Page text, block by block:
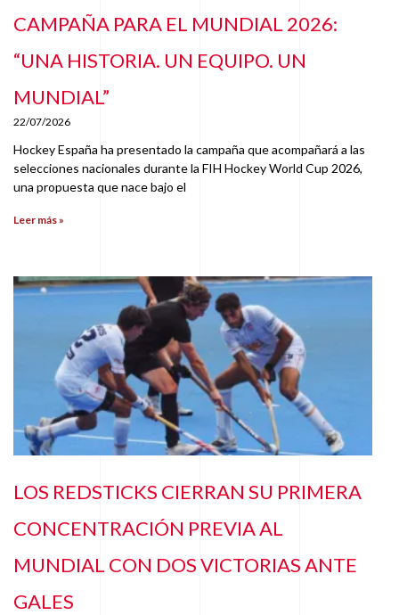
CAMPAÑA PARA EL MUNDIAL 2026:
“UNA HISTORIA. UN EQUIPO. UN
MUNDIAL”
22/07/2026
Hockey España ha presentado la campaña que acompañará a las
selecciones nacionales durante la FIH Hockey World Cup 2026,
una propuesta que nace bajo el
Leer más »
LOS REDSTICKS CIERRAN SU PRIMERA
CONCENTRACIÓN PREVIA AL
MUNDIAL CON DOS VICTORIAS ANTE
GALES